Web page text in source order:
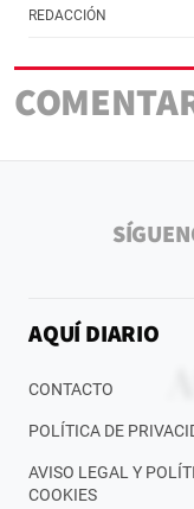
REDACCIÓN
AQUÍ DIARIO
CONTACTO
POLÍTICA DE
AVISO LEGAL Y
COOKIES